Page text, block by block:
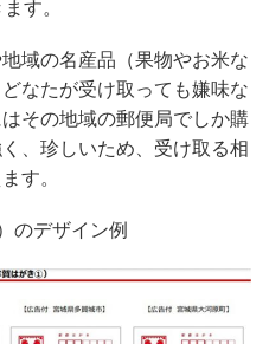
す。
域の名産品（果物やお米な
なたが受け取っても嫌味な
その地域の郵便局でしか購
、珍しいため、受け取る相
す。
のデザイン例